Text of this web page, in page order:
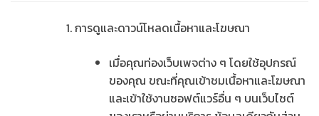
การดูและดาวน์โหลดเนื้อหาและโฆษณา
เมื่อคุณท่องเว็บเพจต่าง ๆ โดยใช้อุปกรณ์
ของคุณ ขณะที่คุณเข้าชมเนื้อหาและโฆษณา
และเข้าใช้งานซอฟต์แวร์อื่น ๆ บนเว็บไซต์